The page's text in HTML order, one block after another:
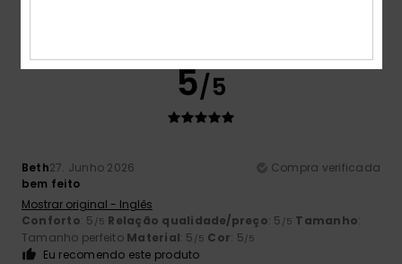
5/5
Beth27. Junho 2026
Compra verificada
bem feito
Mostrar original - Inglês
Conforto: 5 /5 Relação qualidade/preço: 5 /5 Tamanho:
Tamanho perfeito Material: 5 /5 Cor: 5/5
Eu recomendo este produto